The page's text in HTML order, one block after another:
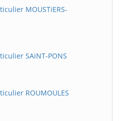
MOUSTiERS-
SAiNT-PONS
ROUMOULES